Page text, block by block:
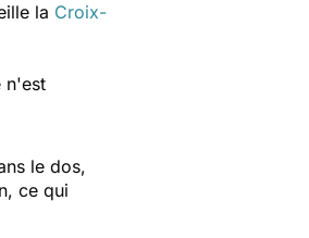
la Croix-
n'est
le dos,
ce qui